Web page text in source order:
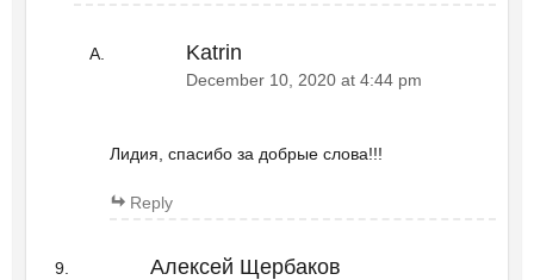
Katrin
December 10, 2020 at 4:44 pm
Лидия, спасибо за добрые слова!!!
Reply
Алексей Щербаков